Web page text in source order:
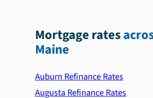
Mortgage rates
Maine
Auburn Refinance Rates
Augusta Refinance Rates